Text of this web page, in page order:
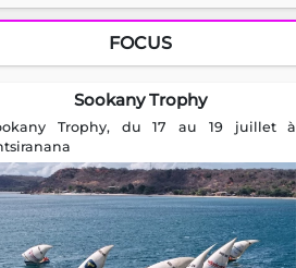
FOCUS
Sookany Trophy
Trophy, du 17 au 19 juillet à